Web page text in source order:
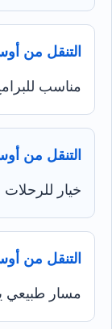
التنقل من
مناسب
التنقل من
خيار للرحلات
التنقل من
مسار طبيعي